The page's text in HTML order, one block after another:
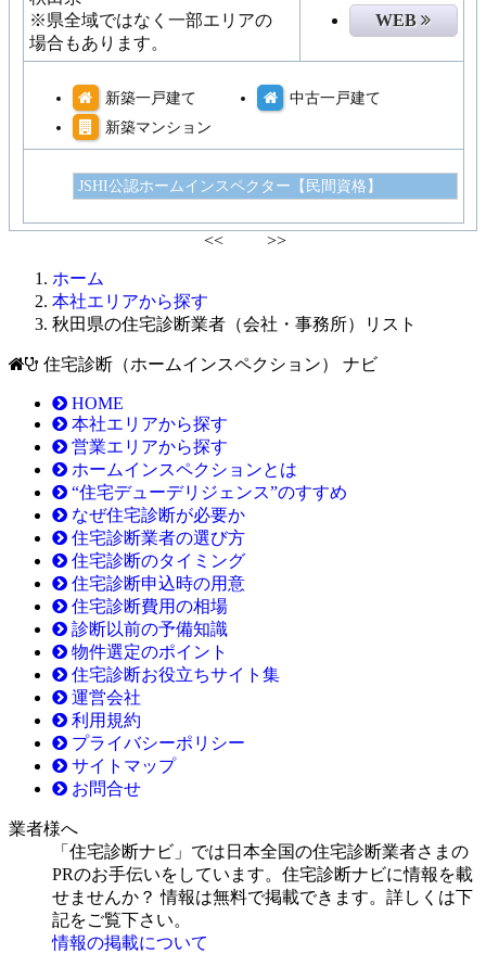
※県全域ではなく一部エリアの
場合もあります。
WEB
新築一戸建て
中古一戸建て
新築マンション
JSHI公認ホームインスペクター【民間資格】
<< >>
ホーム
本社エリアから探す
秋田県の住宅診断業者（会社・事務所）リスト
住宅診断（ホームインスペクション） ナビ
HOME
本社エリアから探す
営業エリアから探す
ホームインスペクションとは
“住宅デューデリジェンス”のすすめ
なぜ住宅診断が必要か
住宅診断業者の選び方
住宅診断のタイミング
住宅診断申込時の用意
住宅診断費用の相場
診断以前の予備知識
物件選定のポイント
住宅診断お役立ちサイト集
運営会社
利用規約
プライバシーポリシー
サイトマップ
お問合せ
業者様へ
「住宅診断ナビ」では日本全国の住宅診断業者さまの
PRのお手伝いをしています。住宅診断ナビに情報を載
せませんか？ 情報は無料で掲載できます。詳しくは下
記をご覧下さい。
情報の掲載について